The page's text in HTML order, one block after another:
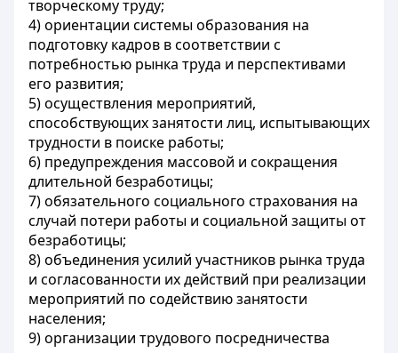
творческому труду;
4) ориентации системы образования на
подготовку кадров в соответствии с
потребностью рынка труда и перспективами
его развития;
5) осуществления мероприятий,
способствующих занятости лиц, испытывающих
трудности в поиске работы;
6) предупреждения массовой и сокращения
длительной безработицы;
7) обязательного социального страхования на
случай потери работы и социальной защиты от
безработицы;
8) объединения усилий участников рынка труда
и согласованности их действий при реализации
мероприятий по содействию занятости
населения;
9) организации трудового посредничества